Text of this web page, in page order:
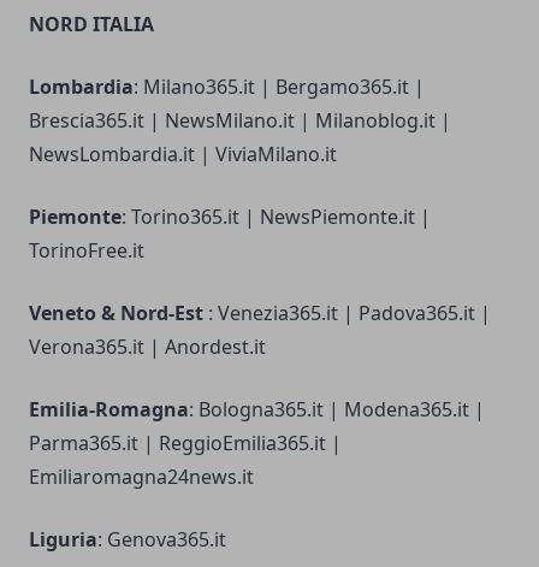
NORD ITALIA
Lombardia: Milano365.it | Bergamo365.it |
Brescia365.it | NewsMilano.it | Milanoblog.it |
NewsLombardia.it | ViviaMilano.it
Piemonte: Torino365.it | NewsPiemonte.it |
TorinoFree.it
Veneto & Nord-Est : Venezia365.it | Padova365.it |
Verona365.it | Anordest.it
Emilia-Romagna: Bologna365.it | Modena365.it |
Parma365.it | ReggioEmilia365.it |
Emiliaromagna24news.it
Liguria: Genova365.it